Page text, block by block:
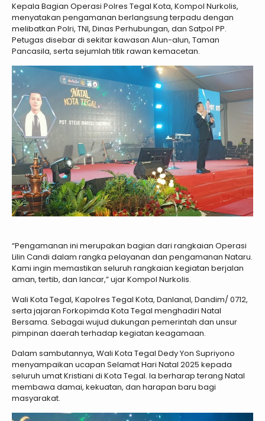
Kepala Bagian Operasi Polres Tegal Kota, Kompol Nurkolis,
menyatakan pengamanan berlangsung terpadu dengan
melibatkan Polri, TNI, Dinas Perhubungan, dan Satpol PP.
Petugas disebar di sekitar kawasan Alun-alun, Taman
Pancasila, serta sejumlah titik rawan kemacetan.
“Pengamanan ini merupakan bagian dari rangkaian Operasi
Lilin Candi dalam rangka pelayanan dan pengamanan Nataru.
Kami ingin memastikan seluruh rangkaian kegiatan berjalan
aman, tertib, dan lancar,” ujar Kompol Nurkolis.
Wali Kota Tegal, Kapolres Tegal Kota, Danlanal, Dandim/ 0712,
serta jajaran Forkopimda Kota Tegal menghadiri Natal
Bersama. Sebagai wujud dukungan pemerintah dan unsur
pimpinan daerah terhadap kegiatan keagamaan.
Dalam sambutannya, Wali Kota Tegal Dedy Yon Supriyono
menyampaikan ucapan Selamat Hari Natal 2025 kepada
seluruh umat Kristiani di Kota Tegal. Ia berharap terang Natal
membawa damai, kekuatan, dan harapan baru bagi
masyarakat.